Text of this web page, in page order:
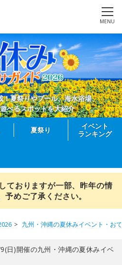
MENU
！夏祭りやプール、海水浴場、
べるスポットを大紹介
夏祭り
イベント
ランキング
ておりますが一部、昨年の情
めご了承ください。
九州・沖縄の夏休みイベント・お
日)開催の九州・沖縄の夏休みイベ